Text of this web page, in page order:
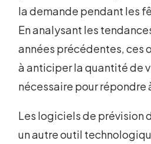
la demande pendant les
En analysant les
années précédentes, ces
à anticiper la quantité de
nécessaire pour répondre
Les logiciels de prévision
un autre outil